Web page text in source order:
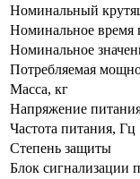
Номинальный
Номинальное время
Номинальное
Потребляемая
Масса, кг
Напряжение
Частота питания, Гц
Степень защиты
Блок сигнализации